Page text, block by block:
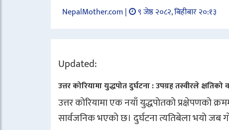
NepalMother.com | ९ जेष्ठ २०८२, बिहीबार २०:१३
Updated:
उत्तर कोरियामा युद्धपोत दुर्घटना : उपग्रह तस्वीरले
उत्तर कोरियामा एक नयाँ युद्धपोतको प्रक्षेपणको
सार्वजनिक भएको छ। दुर्घटना त्यतिबेला भयो जब